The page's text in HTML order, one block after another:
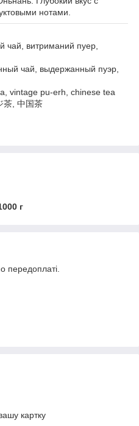
нотами.
чай, витриманий пуер,
чай, выдержанный пуэр,
vintage pu-erh, chinese tea
茶, 中国茶
г
передоплаті.
картку